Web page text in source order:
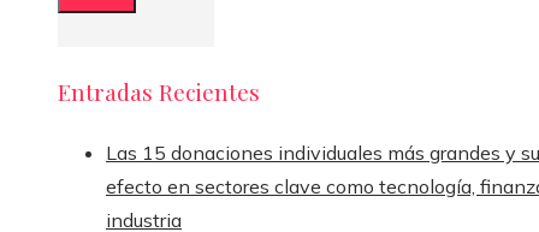
Entradas Recientes
Las 15 donaciones individuales más grandes y su
efecto en sectores clave como tecnología,
industria